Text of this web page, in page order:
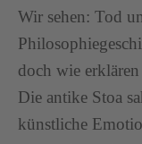
Wir sehen: Tod
doch wie
Die antike Stoa
künstliche